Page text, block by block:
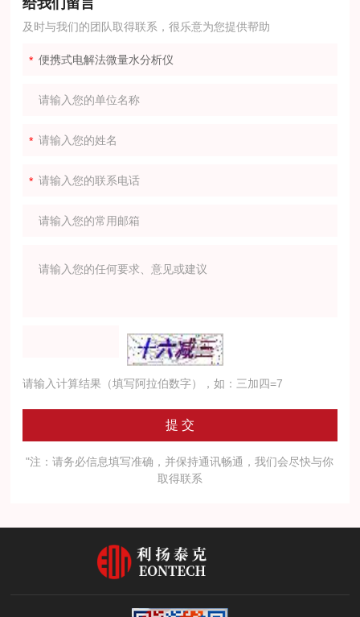
给我们留言
及时与我们的团队取得联系，很乐意为您提供帮助
请输入计算结果（填写阿拉伯数字），如：三加四=7
"注：请务必信息填写准确，并保持通讯畅通，我们会尽快与你
取得联系